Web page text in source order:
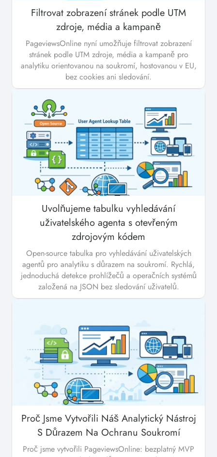
Filtrovat zobrazení stránek podle UTM
zdroje, média a kampaně
PageviewsOnline nyní umožňuje filtrovat zobrazení
stránek podle UTM zdroje, média a kampaně pro
analytiku orientovanou na soukromí, hostovanou v EU,
bez cookies ani sledování.
Uvolňujeme tabulku vyhledávání
uživatelského agenta s otevřeným
zdrojovým kódem
Open-source tabulka pro vyhledávání uživatelských
agentů pro analytiku s důrazem na soukromí. Rychlá,
jednoduchá detekce prohlížečů a operačních systémů
založená na JSON bez sledování uživatelů.
Proč Jsme Vytvořili Náš Analytický Nástroj
S Důrazem Na Ochranu Soukromí
Proč jsme vytvořili PageviewsOnline: bezplatný MVP